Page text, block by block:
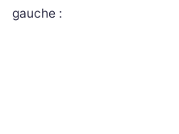
gauche :